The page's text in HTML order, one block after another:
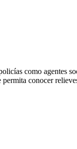
como agentes
conocer